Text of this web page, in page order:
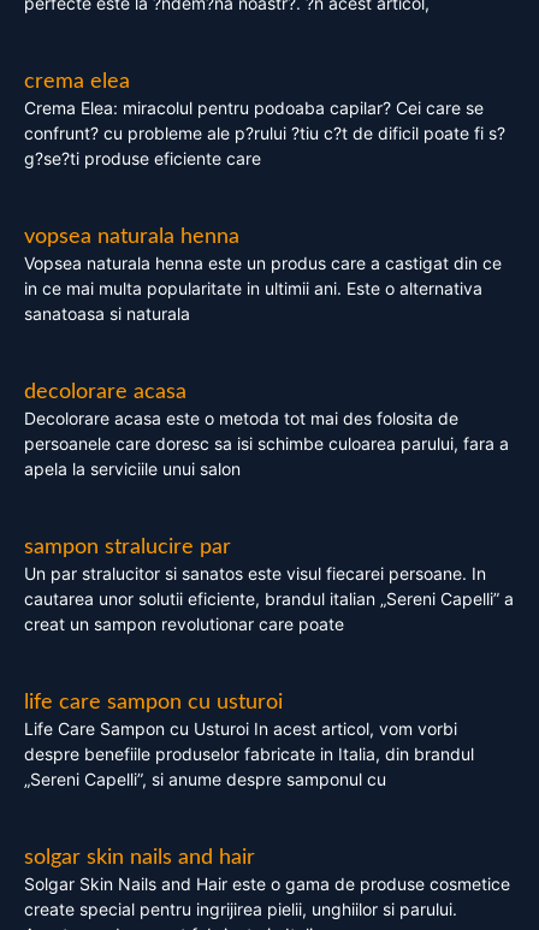
crema elea
Crema Elea: miracolul pentru podoaba capilar? Cei care se
confrunt? cu probleme ale p?rului ?tiu c?t de dificil poate fi s?
g?se?ti produse eficiente care
vopsea naturala henna
Vopsea naturala henna este un produs care a castigat din ce
in ce mai multa popularitate in ultimii ani. Este o alternativa
sanatoasa si naturala
decolorare acasa
Decolorare acasa este o metoda tot mai des folosita de
persoanele care doresc sa isi schimbe culoarea parului, fara a
apela la serviciile unui salon
sampon stralucire par
Un par stralucitor si sanatos este visul fiecarei persoane. In
cautarea unor solutii eficiente, brandul italian „Sereni Capelli” a
creat un sampon revolutionar care poate
life care sampon cu usturoi
Life Care Sampon cu Usturoi In acest articol, vom vorbi
despre benefiile produselor fabricate in Italia, din brandul
„Sereni Capelli”, si anume despre samponul cu
solgar skin nails and hair
Solgar Skin Nails and Hair este o gama de produse cosmetice
create special pentru ingrijirea pielii, unghiilor si parului.